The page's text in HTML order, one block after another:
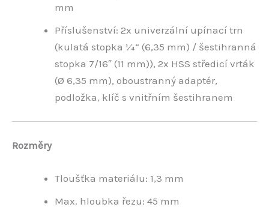
mm
Příslušenství: 2x univerzální upínací trn
(kulatá stopka ¼“ (6,35 mm) / šestihranná
stopka 7/16″ (11 mm)), 2x HSS středicí vrták
(Ø 6,35 mm), oboustranný adaptér,
podložka, klíč s vnitřním šestihranem
Rozměry
Tloušťka materiálu: 1,3 mm
Max. hloubka řezu: 45 mm